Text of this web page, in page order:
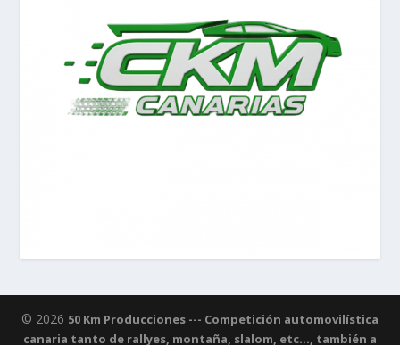
© 2026 50 Km Producciones --- Competición automovilística
canaria tanto de rallyes, montaña, slalom, etc..., también a